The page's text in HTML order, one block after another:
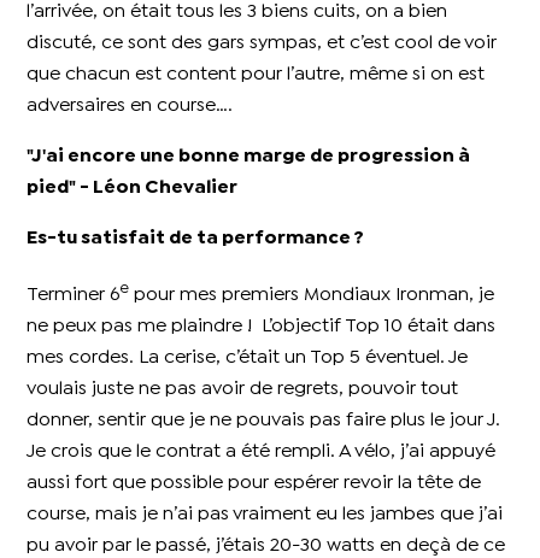
l’arrivée, on était tous les 3 biens cuits, on a bien
discuté, ce sont des gars sympas, et c’est cool de voir
que chacun est content pour l’autre, même si on est
adversaires en course….
"J'ai encore une bonne marge de progression à
pied" - Léon Chevalier
Es-tu satisfait de ta performance ?
Terminer 6e pour mes premiers Mondiaux Ironman, je
ne peux pas me plaindre ! L’objectif Top 10 était dans
mes cordes. La cerise, c’était un Top 5 éventuel. Je
voulais juste ne pas avoir de regrets, pouvoir tout
donner, sentir que je ne pouvais pas faire plus le jour J.
Je crois que le contrat a été rempli. A vélo, j’ai appuyé
aussi fort que possible pour espérer revoir la tête de
course, mais je n’ai pas vraiment eu les jambes que j’ai
pu avoir par le passé, j’étais 20-30 watts en deçà de ce